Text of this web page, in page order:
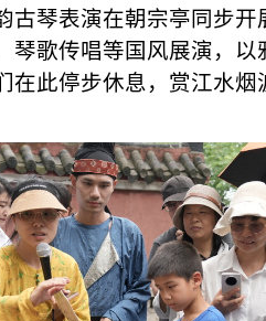
古琴表演在朝宗亭同步
琴歌传唱等国风展演，
在此停步休息，赏江水